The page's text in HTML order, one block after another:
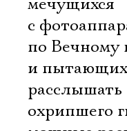
мечущихся
с
по Вечному
и
охрипшего